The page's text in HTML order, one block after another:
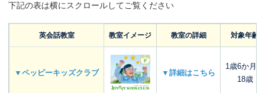
下記の表は横にスクロールしてご覧ください
英会話教室 教室イメージ 教室の詳細 対象年齢
▼ペッピーキッズクラブ ▼詳細はこちら
1歳6か月～
18歳